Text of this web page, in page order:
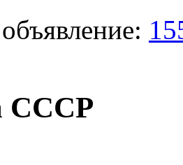
СССР